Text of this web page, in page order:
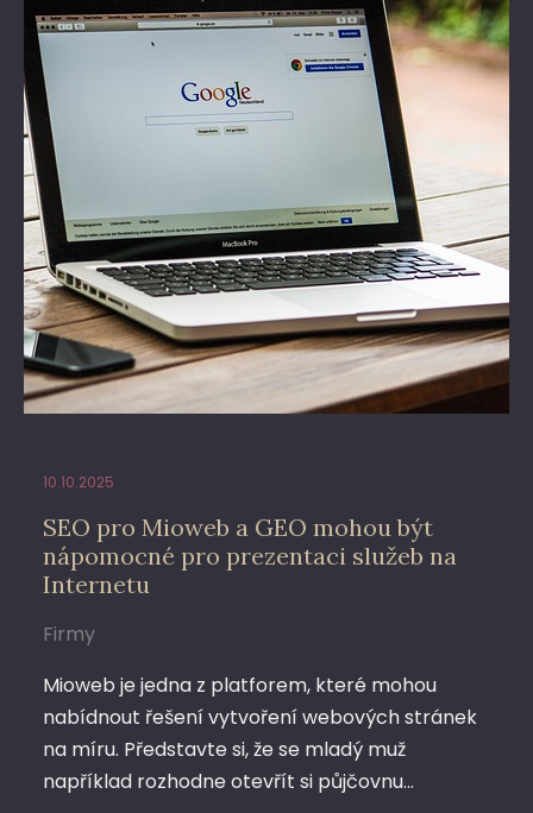
10.10.2025
SEO pro Mioweb a GEO mohou být
nápomocné pro prezentaci služeb na
Internetu
Firmy
Mioweb je jedna z platforem, které mohou
nabídnout řešení vytvoření webových stránek
na míru. Představte si, že se mladý muž
například rozhodne otevřít si půjčovnu…